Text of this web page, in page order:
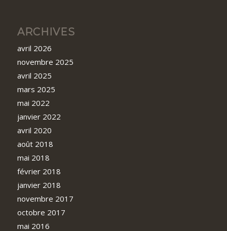
ARCHIVES
avril 2026
novembre 2025
avril 2025
mars 2025
mai 2022
janvier 2022
avril 2020
août 2018
mai 2018
février 2018
janvier 2018
novembre 2017
octobre 2017
mai 2016